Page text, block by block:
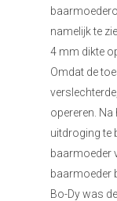
namelijk te
4 mm dikte
Omdat de
opereren.
uitdroging te
baarmoeder
baarmoeder
Bo-Dy was